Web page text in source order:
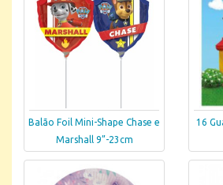
Balão Foil Mini-Shape Chase e
Marshall 9”-23cm
16